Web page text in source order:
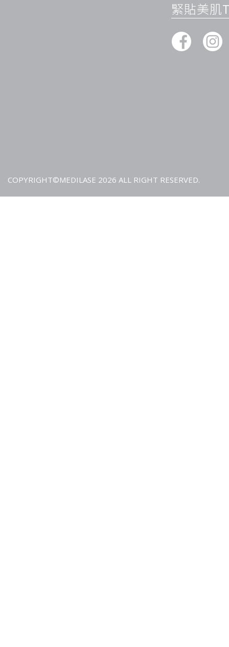
緊貼美肌
COPYRIGHT©MEDILASE 2026 ALL RIGHT RESERVED.